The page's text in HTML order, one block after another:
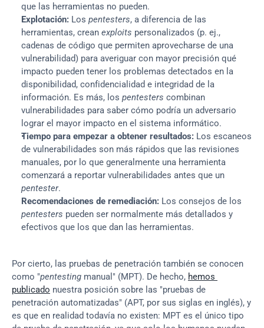
que las herramientas no pueden.
Explotación: Los pentesters, a diferencia de las
herramientas, crean exploits personalizados (p. ej.,
cadenas de código que permiten aprovecharse de una
vulnerabilidad) para averiguar con mayor precisión qué
impacto pueden tener los problemas detectados en la
disponibilidad, confidencialidad e integridad de la
información. Es más, los pentesters combinan
vulnerabilidades para saber cómo podría un adversario
lograr el mayor impacto en el sistema informático.
Tiempo para empezar a obtener resultados: Los escaneos
de vulnerabilidades son más rápidos que las revisiones
manuales, por lo que generalmente una herramienta
pentester.
Recomendaciones de remediación:
pentesters pueden ser normalmente más detallados y
efectivos que los que dan las herramientas.
Por cierto, las pruebas de penetración también se conocen
como "pentesting manual" (MPT). De hecho, hemos
publicado nuestra posición sobre las "pruebas de
penetración automatizadas" (APT, por sus siglas en inglés), y
es que en realidad todavía no existen: MPT es el único tipo